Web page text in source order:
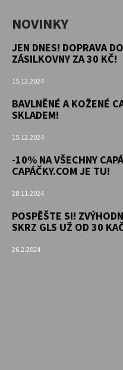
NOVINKY
JEN DNES! DOPRAVA
ZÁSILKOVNY ZA 30 KČ!
15.12.2024
BAVLNĚNÉ A KOŽENÉ
SKLADEM!
15.12.2024
-10% NA VŠECHNY
CAPÁČKY.COM JE TU!
28.11.2024
POSPĚŠTE SI!
SKRZ GLS UŽ OD 30
26.2.2024